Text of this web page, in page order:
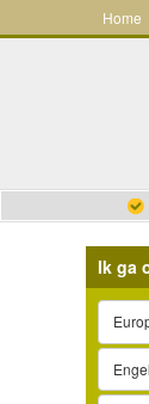
Home
Ik ga